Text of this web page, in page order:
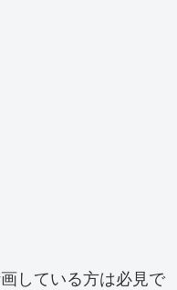
している方は必見で